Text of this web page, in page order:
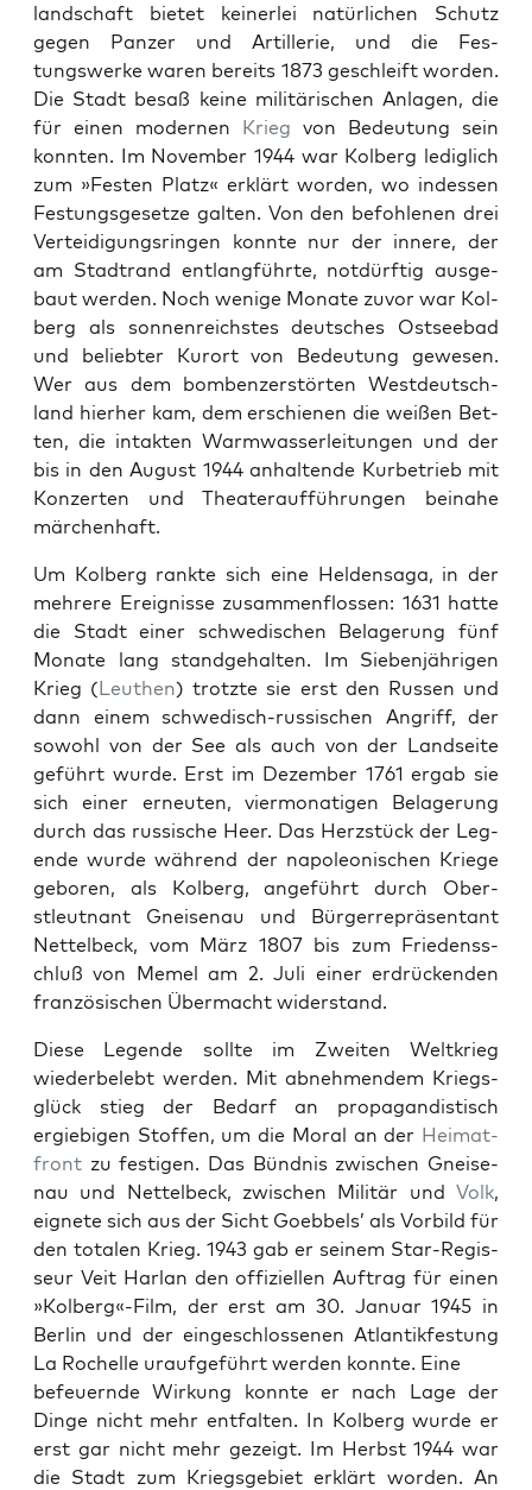
land­schaft bietet kein­er­lei natür­lichen Schutz
gegen Panz­er und Artillerie, und die Fes­
tungswerke waren bere­its 1873 geschleift wor­den.
Die Stadt besaß keine mil­itärischen Anla­gen, die
für einen mod­er­nen Krieg von Bedeu­tung sein
kon­nten. Im Novem­ber 1944 war Kol­berg lediglich
zum »Fes­ten Platz« erk­lärt wor­den, wo indessen
Fes­tungs­ge­set­ze gal­ten. Von den befohle­nen drei
Vertei­di­gungsrin­gen kon­nte nur der innere, der
am Stad­trand ent­langführte, not­dürftig aus­ge­
baut wer­den. Noch wenige Monate zuvor war Kol­
berg als son­nen­re­ich­stes deutsches Ost­see­bad
und beliebter Kurort von Bedeu­tung gewe­sen.
Wer aus dem bomben­z­er­störten West­deutsch­
land hier­her kam, dem erschienen die weißen Bet­
ten, die intak­ten Warmwasser­leitun­gen und der
bis in den August 1944 anhal­tende Kurbe­trieb mit
Konz­erten und The­at­er­auf­führun­gen beina­he
märchen­haft.
Um Kol­berg rank­te sich eine Helden­saga, in der
mehrere Ereignisse zusam­men­flossen: 1631 hat­te
die Stadt ein­er schwedis­chen Belagerung fünf
Monate lang standge­hal­ten. Im Sieben­jähri­gen
Krieg (Leuthen) trotzte sie erst den Russen und
dann einem schwedisch-rus­sis­chen Angriff, der
sowohl von der See als auch von der Land­seite
geführt wurde. Erst im Dezem­ber 1761 ergab sie
sich ein­er erneuten, vier­monati­gen Belagerung
durch das rus­sis­che Heer. Das Herzstück der Leg­
ende wurde während der napoleonis­chen Kriege
geboren, als Kol­berg, ange­führt durch Ober­
stleut­nant Gneise­nau und Bürg­er­repräsen­tant
Net­tel­beck, vom März 1807 bis zum Friedenss­
chluß von Memel am 2. Juli ein­er erdrück­enden
franzö­sis­chen Über­ma­cht wider­stand.
Diese Leg­ende sollte im Zweit­en Weltkrieg
wieder­belebt wer­den. Mit abnehmen­dem Kriegs­
glück stieg der Bedarf an pro­pa­gan­dis­tisch
ergiebi­gen Stof­fen, um die Moral an der Heimat­
front zu fes­ti­gen. Das Bünd­nis zwis­chen Gneise­
nau und Net­tel­beck, zwis­chen Mil­itär und Volk,
eignete sich aus der Sicht Goebbels’ als Vor­bild für
den total­en Krieg. 1943 gab er seinem Star-Regis­
seur Veit Har­lan den offiziellen Auf­trag für einen
»Kolberg«-Film, der erst am 30. Jan­u­ar 1945 in
Berlin und der eingeschlosse­nen Atlantik­fes­tung
La Rochelle uraufge­führt wer­den kon­nte. Eine
befeuernde Wirkung kon­nte er nach Lage der
Dinge nicht mehr ent­fal­ten. In Kol­berg wurde er
erst gar nicht mehr gezeigt. Im Herb­st 1944 war
die Stadt zum Kriegs­ge­bi­et erk­lärt wor­den. An